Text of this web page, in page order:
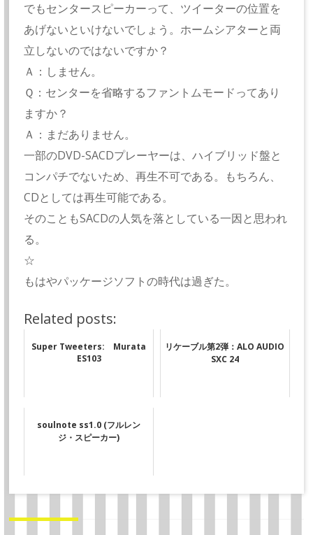
でもセンタースピーカーって、ツイーターの位置を
あげないといけないでしょう。ホームシアターと両
立しないのではないですか？
Ａ：しません。
Ｑ：センターを省略するファントムモードってあり
ますか？
Ａ：まだありません。
一部のDVD-SACDプレーヤーは、ハイブリッド盤と
コンパチでないため、再生不可である。もちろん、
CDとしては再生可能である。
そのこともSACDの人気を落としている一因と思われ
る。
☆
もはやパッケージソフトの時代は過ぎた。
Related posts:
Super Tweeters: Murata
ES103
リケーブル第2弾：ALO AUDIO
SXC 24
soulnote ss1.0 (フルレン
ジ・スピーカー)